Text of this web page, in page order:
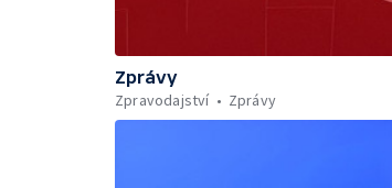
Zprávy
Zpravodajství
Zprávy